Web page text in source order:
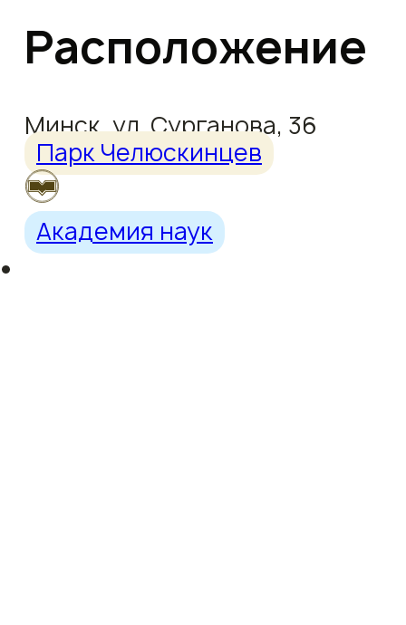
Расположение
Минск, ул. Сурганова, 36
Парк Челюскинцев
Академия наук